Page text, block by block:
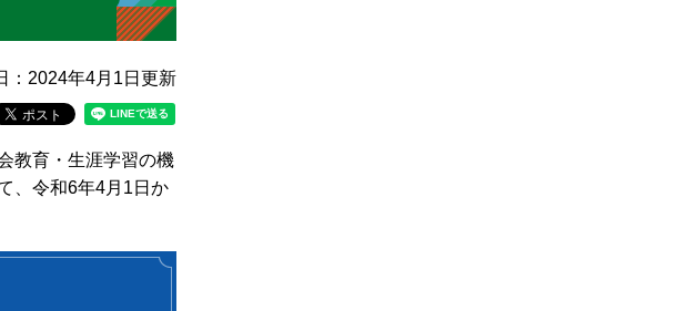
：2024年4月1日更新
教育・生涯学習の機
、令和6年4月1日か